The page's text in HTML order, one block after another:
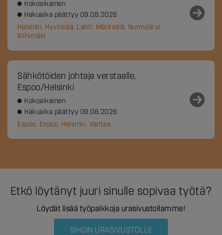
Kokoaikainen
Hakuaika päättyy 09.08.2026
Helsinki, Hyvinkää, Lahti, Mäntsälä, Nurmijärvi,
Riihimäki
Sähkötöiden johtaja verstaalle,
Espoo/Helsinki
Kokoaikainen
Hakuaika päättyy 09.08.2026
Espoo, Espoo, Helsinki, Vantaa
Etkö löytänyt juuri sinulle sopivaa työtä?
Löydät lisää työpaikkoja urasivustollamme!
SIHDIN URASIVUSTOLLE